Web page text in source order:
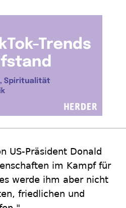
US-Präsident Donald
im Kampf für
werde ihm aber nicht
friedlichen und